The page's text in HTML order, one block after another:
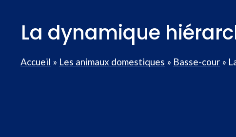
La dynamique
Accueil » Les animaux domestiques » Basse-cour »